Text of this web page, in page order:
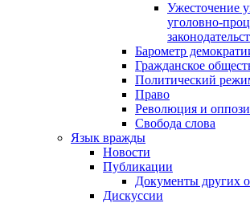
Ужесточение
уголовно-
Барометр
Гражданское
Политический
Право
Революция и
Свобода слова
Язык вражды
Новости
Публикации
Документы других
Дискуссии